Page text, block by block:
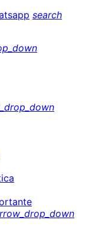
search